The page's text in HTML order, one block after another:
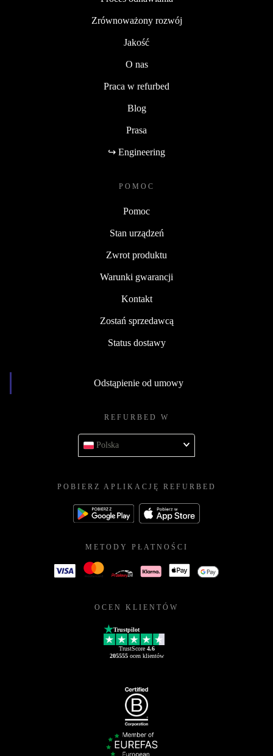
Zrównoważony rozwój
Jakość
O nas
Praca w refurbed
Blog
Prasa
↪ Engineering
POMOC
Pomoc
Stan urządzeń
Zwrot produktu
Warunki gwarancji
Kontakt
Zostań sprzedawcą
Status dostawy
Odstąpienie od umowy
REFURBED W
Polska
POBIERZ APLIKACJĘ REFURBED
METODY PŁATNOŚCI
OCEN KLIENTÓW
Trustpilot
TrustScore 4.6
205555ocen klientów